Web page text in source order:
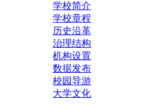
学校简介
学校章程
历史沿革
治理结构
机构设置
数据发布
校园导游
大学文化